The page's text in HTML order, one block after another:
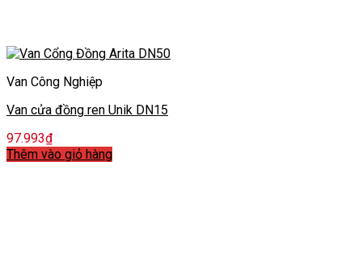
Van Công Nghiệp
Van cửa đồng ren Unik DN15
97.993₫
Thêm vào giỏ hàng